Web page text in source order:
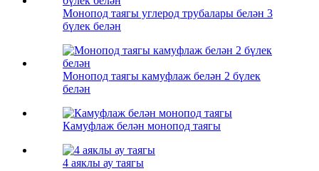
Монопод таягы углерод трубалары белән 3
бүлек белән
Монопод таягы камуфлаж белән 2 бүлек
белән
Камуфлаж белән монопод таягы
4 аяклы ау таягы